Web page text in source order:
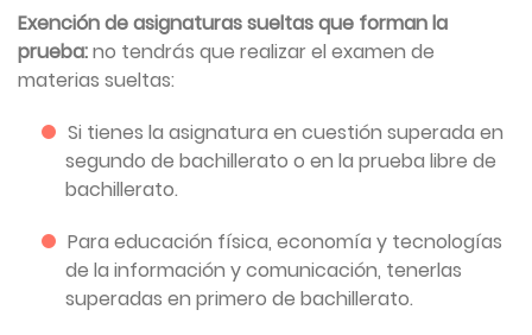
Exención de asignaturas sueltas que forman la
prueba:no tendrás que realizar el examen de
materias sueltas:
Si tienes la asignatura en cuestión superada en
segundo de bachillerato o en la prueba libre de
bachillerato.
Para educación física, economía y tecnologías
de la información y comunicación, tenerlas
superadas en primero de bachillerato.